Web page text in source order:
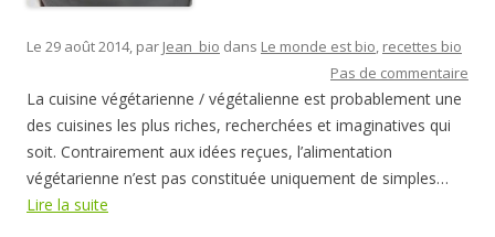
Le 29 août 2014, par Jean_bio dans Le monde est bio, recettes bio
Pas de commentaire
La cuisine végétarienne / végétalienne est probablement une
des cuisines les plus riches, recherchées et imaginatives qui
soit. Contrairement aux idées reçues, l’alimentation
végétarienne n’est pas constituée uniquement de simples…
Lire la suite